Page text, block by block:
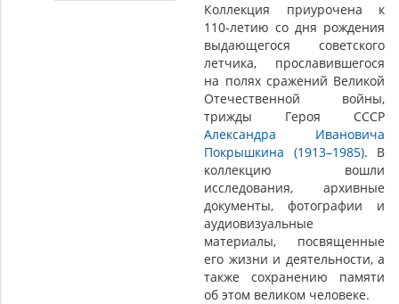
Коллекция приурочена к
110-летию со дня рождения
выдающегося советского
летчика, прославившегося
на полях сражений Великой
Отечественной войны,
трижды Героя СССР
Александра Ивановича
Покрышкина (1913–1985). В
коллекцию вошли
исследования, архивные
документы, фотографии и
аудиовизуальные
материалы, посвященные
его жизни и деятельности, а
также сохранению памяти
об этом великом человеке.